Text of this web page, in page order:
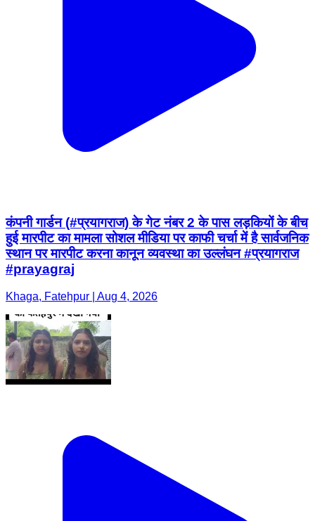
कंपनी गार्डन (#प्रयागराज) के गेट नंबर 2 के पास लड़कियों के बीच
हुई मारपीट का मामला सोशल मीडिया पर काफी चर्चा में है सार्वजनिक
स्थान पर मारपीट करना कानून व्यवस्था का उल्लंघन #प्रयागराज
#prayagraj
Khaga, Fatehpur | Aug 4, 2026